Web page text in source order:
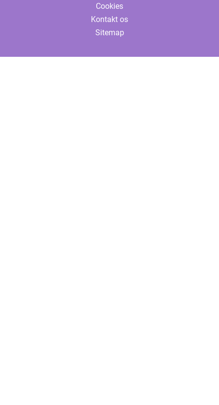
Cookies
Kontakt os
Sitemap